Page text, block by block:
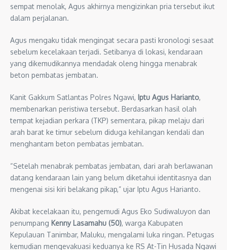
sempat menolak, Agus akhirnya mengizinkan pria tersebut ikut
dalam perjalanan.
Agus mengaku tidak mengingat secara pasti kronologi sesaat
sebelum kecelakaan terjadi. Setibanya di lokasi, kendaraan
yang dikemudikannya mendadak oleng hingga menabrak
beton pembatas jembatan.
Kanit Gakkum Satlantas Polres Ngawi, Iptu Agus Harianto,
membenarkan peristiwa tersebut. Berdasarkan hasil olah
tempat kejadian perkara (TKP) sementara, pikap melaju dari
arah barat ke timur sebelum diduga kehilangan kendali dan
menghantam beton pembatas jembatan.
“Setelah menabrak pembatas jembatan, dari arah berlawanan
datang kendaraan lain yang belum diketahui identitasnya dan
mengenai sisi kiri belakang pikap,” ujar Iptu Agus Harianto.
Akibat kecelakaan itu, pengemudi Agus Eko Sudiwaluyon dan
penumpang Kenny Lasamahu (50), warga Kabupaten
Kepulauan Tanimbar, Maluku, mengalami luka ringan. Petugas
kemudian mengevakuasi keduanya ke RS At-Tin Husada Ngawi